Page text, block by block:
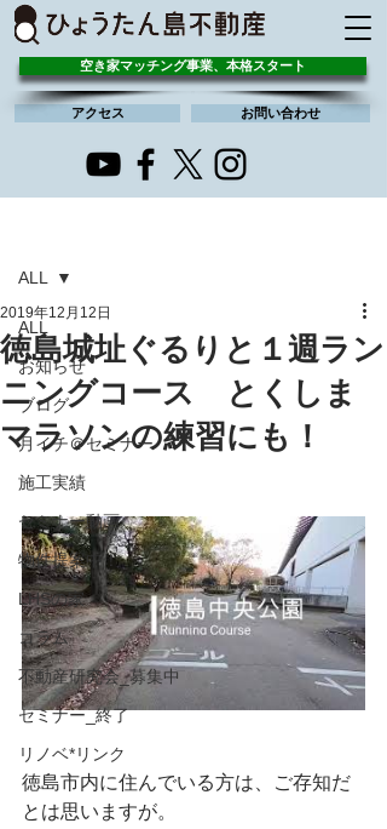
アクセス お問い合わせ
空き家マッチング事業、本格スタート
ALL
お知らせ
ブログ
月イチ＠セミナー
施工実績
セミナー動画
物件提案中！
LHSの家
コラム
不動産研究会_募集中
セミナー_終了
リノベ*リンク
ALL
徳島城址ぐるりと１週ラン
ニングコース とくしま
マラソンの練習にも！
2019年12月12日
徳島市内に住んでいる方は、ご存知だ
とは思いますが。